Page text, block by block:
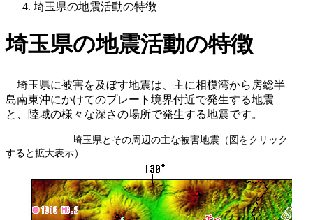
埼玉県の地震活動の特徴
埼玉県の地震活動の特徴
埼玉県に被害を及ぼす地震は、主に相模湾から房総半
島南東沖にかけてのプレート境界付近で発生する地震
と、陸域の様々な深さの場所で発生する地震です。
埼玉県とその周辺の主な被害地震（図をクリック
すると拡大表示）